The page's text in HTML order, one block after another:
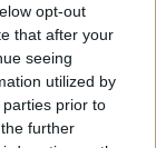
opt-out
that after your
seeing
utilized by
prior to
further
υπουργού
ευθύνη
και